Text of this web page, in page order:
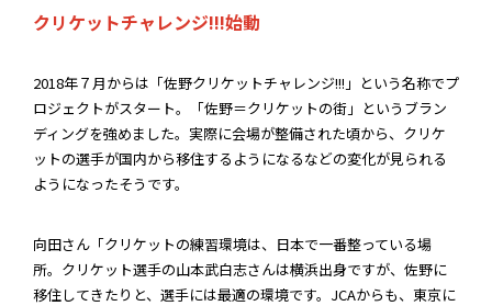
クリケットチャレンジ!!!始動
2018年７月からは「佐野クリケットチャレンジ!!!」という名称でプ
ロジェクトがスタート。「佐野＝クリケットの街」というブラン
ディングを強めました。 実際に会場が整備された頃から、クリケ
ットの選手が国内から移住するようになるなどの変化が見られる
ようになったそうです。
向田さん「クリケットの練習環境は、日本で一番整っている場
所。クリケット選手の山本武白志さんは横浜出身ですが、佐野に
移住してきたりと、選手には最適の環境です。JCAからも、東京に